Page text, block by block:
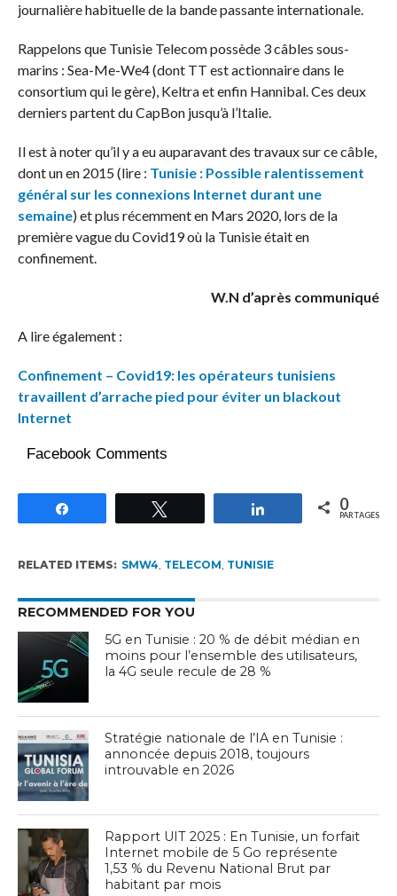
journalière habituelle de la bande passante internationale.
Rappelons que Tunisie Telecom possède 3 câbles sous-
marins : Sea-Me-We4 (dont TT est actionnaire dans le
consortium qui le gère), Keltra et enfin Hannibal. Ces deux
derniers partent du CapBon jusqu’à l’Italie.
Il est à noter qu’il y a eu auparavant des travaux sur ce câble,
dont un en 2015 (lire : Tunisie : Possible ralentissement
général sur les connexions Internet durant une
semaine) et plus récemment en Mars 2020, lors de la
première vague du Covid19 où la Tunisie était en
confinement.
W.N d’après communiqué
A lire également :
Confinement – Covid19: les opérateurs tunisiens
travaillent d’arrache pied pour éviter un blackout
Internet
Facebook Comments
Partagez 0
PARTAGES
RELATED ITEMS: SMW4 TELECOM TUNISIE
RECOMMENDED FOR YOU
5G en Tunisie : 20 % de débit médian en
moins pour l’ensemble des utilisateurs,
la 4G seule recule de 28 %
Stratégie nationale de l’IA en Tunisie :
annoncée depuis 2018, toujours
introuvable en 2026
Rapport UIT 2025 : En Tunisie, un forfait
Internet mobile de 5 Go représente
1,53 % du Revenu National Brut par
habitant par mois